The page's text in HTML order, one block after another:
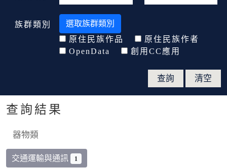
族群類別
選取族群類別
原住民族作品
原住民族作者
OpenData
創用CC應用
查詢結果
器物類
交通運輸與通訊 1